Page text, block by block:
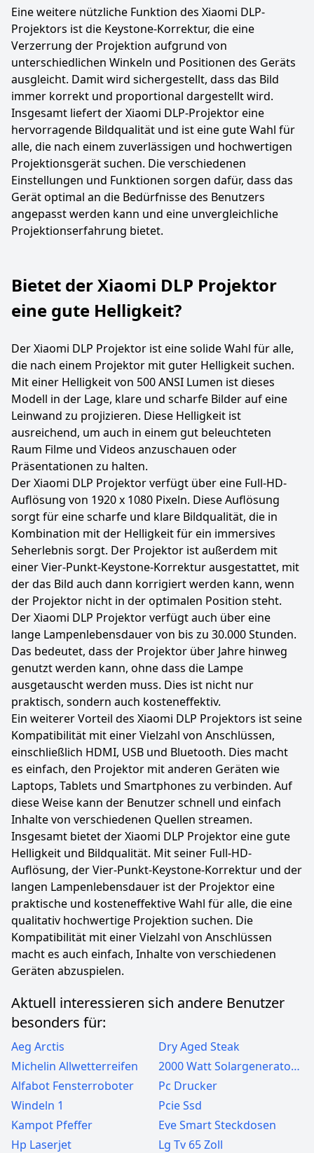
Eine weitere nützliche Funktion des Xiaomi DLP-
Projektors ist die Keystone-Korrektur, die eine
Verzerrung der Projektion aufgrund von
unterschiedlichen Winkeln und Positionen des Geräts
ausgleicht. Damit wird sichergestellt, dass das Bild
immer korrekt und proportional dargestellt wird.
Insgesamt liefert der Xiaomi DLP-Projektor eine
hervorragende Bildqualität und ist eine gute Wahl für
alle, die nach einem zuverlässigen und hochwertigen
Projektionsgerät suchen. Die verschiedenen
Einstellungen und Funktionen sorgen dafür, dass das
Gerät optimal an die Bedürfnisse des Benutzers
angepasst werden kann und eine unvergleichliche
Projektionserfahrung bietet.
Bietet der Xiaomi DLP Projektor
eine gute Helligkeit?
Der Xiaomi DLP Projektor ist eine solide Wahl für alle,
die nach einem Projektor mit guter Helligkeit suchen.
Mit einer Helligkeit von 500 ANSI Lumen ist dieses
Modell in der Lage, klare und scharfe Bilder auf eine
Leinwand zu projizieren. Diese Helligkeit ist
ausreichend, um auch in einem gut beleuchteten
Raum Filme und Videos anzuschauen oder
Präsentationen zu halten.
Der Xiaomi DLP Projektor verfügt über eine Full-HD-
Auflösung von 1920 x 1080 Pixeln. Diese Auflösung
sorgt für eine scharfe und klare Bildqualität, die in
Kombination mit der Helligkeit für ein immersives
Seherlebnis sorgt. Der Projektor ist außerdem mit
einer Vier-Punkt-Keystone-Korrektur ausgestattet, mit
der das Bild auch dann korrigiert werden kann, wenn
der Projektor nicht in der optimalen Position steht.
Der Xiaomi DLP Projektor verfügt auch über eine
lange Lampenlebensdauer von bis zu 30.000 Stunden.
Das bedeutet, dass der Projektor über Jahre hinweg
genutzt werden kann, ohne dass die Lampe
ausgetauscht werden muss. Dies ist nicht nur
praktisch, sondern auch kosteneffektiv.
Ein weiterer Vorteil des Xiaomi DLP Projektors ist seine
Kompatibilität mit einer Vielzahl von Anschlüssen,
einschließlich HDMI, USB und Bluetooth. Dies macht
es einfach, den Projektor mit anderen Geräten wie
Laptops, Tablets und Smartphones zu verbinden. Auf
diese Weise kann der Benutzer schnell und einfach
Inhalte von verschiedenen Quellen streamen.
Insgesamt bietet der Xiaomi DLP Projektor eine gute
Helligkeit und Bildqualität. Mit seiner Full-HD-
Auflösung, der Vier-Punkt-Keystone-Korrektur und der
langen Lampenlebensdauer ist der Projektor eine
praktische und kosteneffektive Wahl für alle, die eine
qualitativ hochwertige Projektion suchen. Die
Kompatibilität mit einer Vielzahl von Anschlüssen
macht es auch einfach, Inhalte von verschiedenen
Geräten abzuspielen.
Aktuell interessieren sich andere Benutzer
besonders für:
Aeg Arctis
Dry Aged Steak
Michelin Allwetterreifen
2000 Watt Solargeneratoren
Alfabot Fensterroboter
Pc Drucker
Windeln 1
Pcie Ssd
Kampot Pfeffer
Eve Smart Steckdosen
Hp Laserjet
Lg Tv 65 Zoll